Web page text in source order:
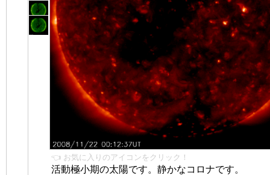
👈 お気に入りのアイコンをクリック！
活動極小期の太陽です。静かなコロナです。